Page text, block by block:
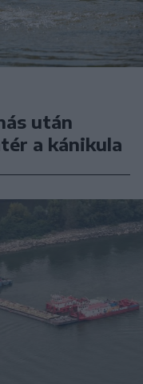
után
a kánikula